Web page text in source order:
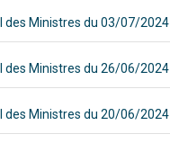
des Ministres du 03/07/2024
des Ministres du 26/06/2024
des Ministres du 20/06/2024